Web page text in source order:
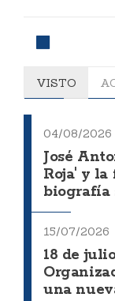
VISTO
04/08/2026
José
Roja' y
biografía
15/07/2026
18 de
una